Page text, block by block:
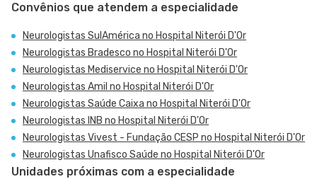
Convênios que atendem a especialidade
Neurologistas SulAmérica no Hospital Niterói D'Or
Neurologistas Bradesco no Hospital Niterói D'Or
Neurologistas Mediservice no Hospital Niterói D'Or
Neurologistas Amil no Hospital Niterói D'Or
Neurologistas Saúde Caixa no Hospital Niterói D'Or
Neurologistas INB no Hospital Niterói D'Or
Neurologistas Vivest - Fundação CESP no Hospital Niterói D'Or
Neurologistas Unafisco Saúde no Hospital Niterói D'Or
Unidades próximas com a especialidade